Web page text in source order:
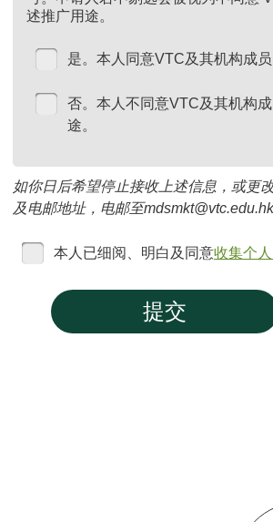
述推广用途。
是。本人同意VTC及其机构成
否。本人不同意VTC及其机构
途。
如你日后希望停止接收上述信息，或更
及电邮地址，电邮至
本人已细阅、明白及同意收集个
提交